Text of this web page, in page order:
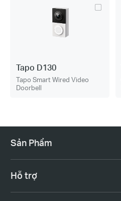
Tapo D130
Tapo Smart Wired Video
Doorbell
Sản Phẩm
Hỗ trợ